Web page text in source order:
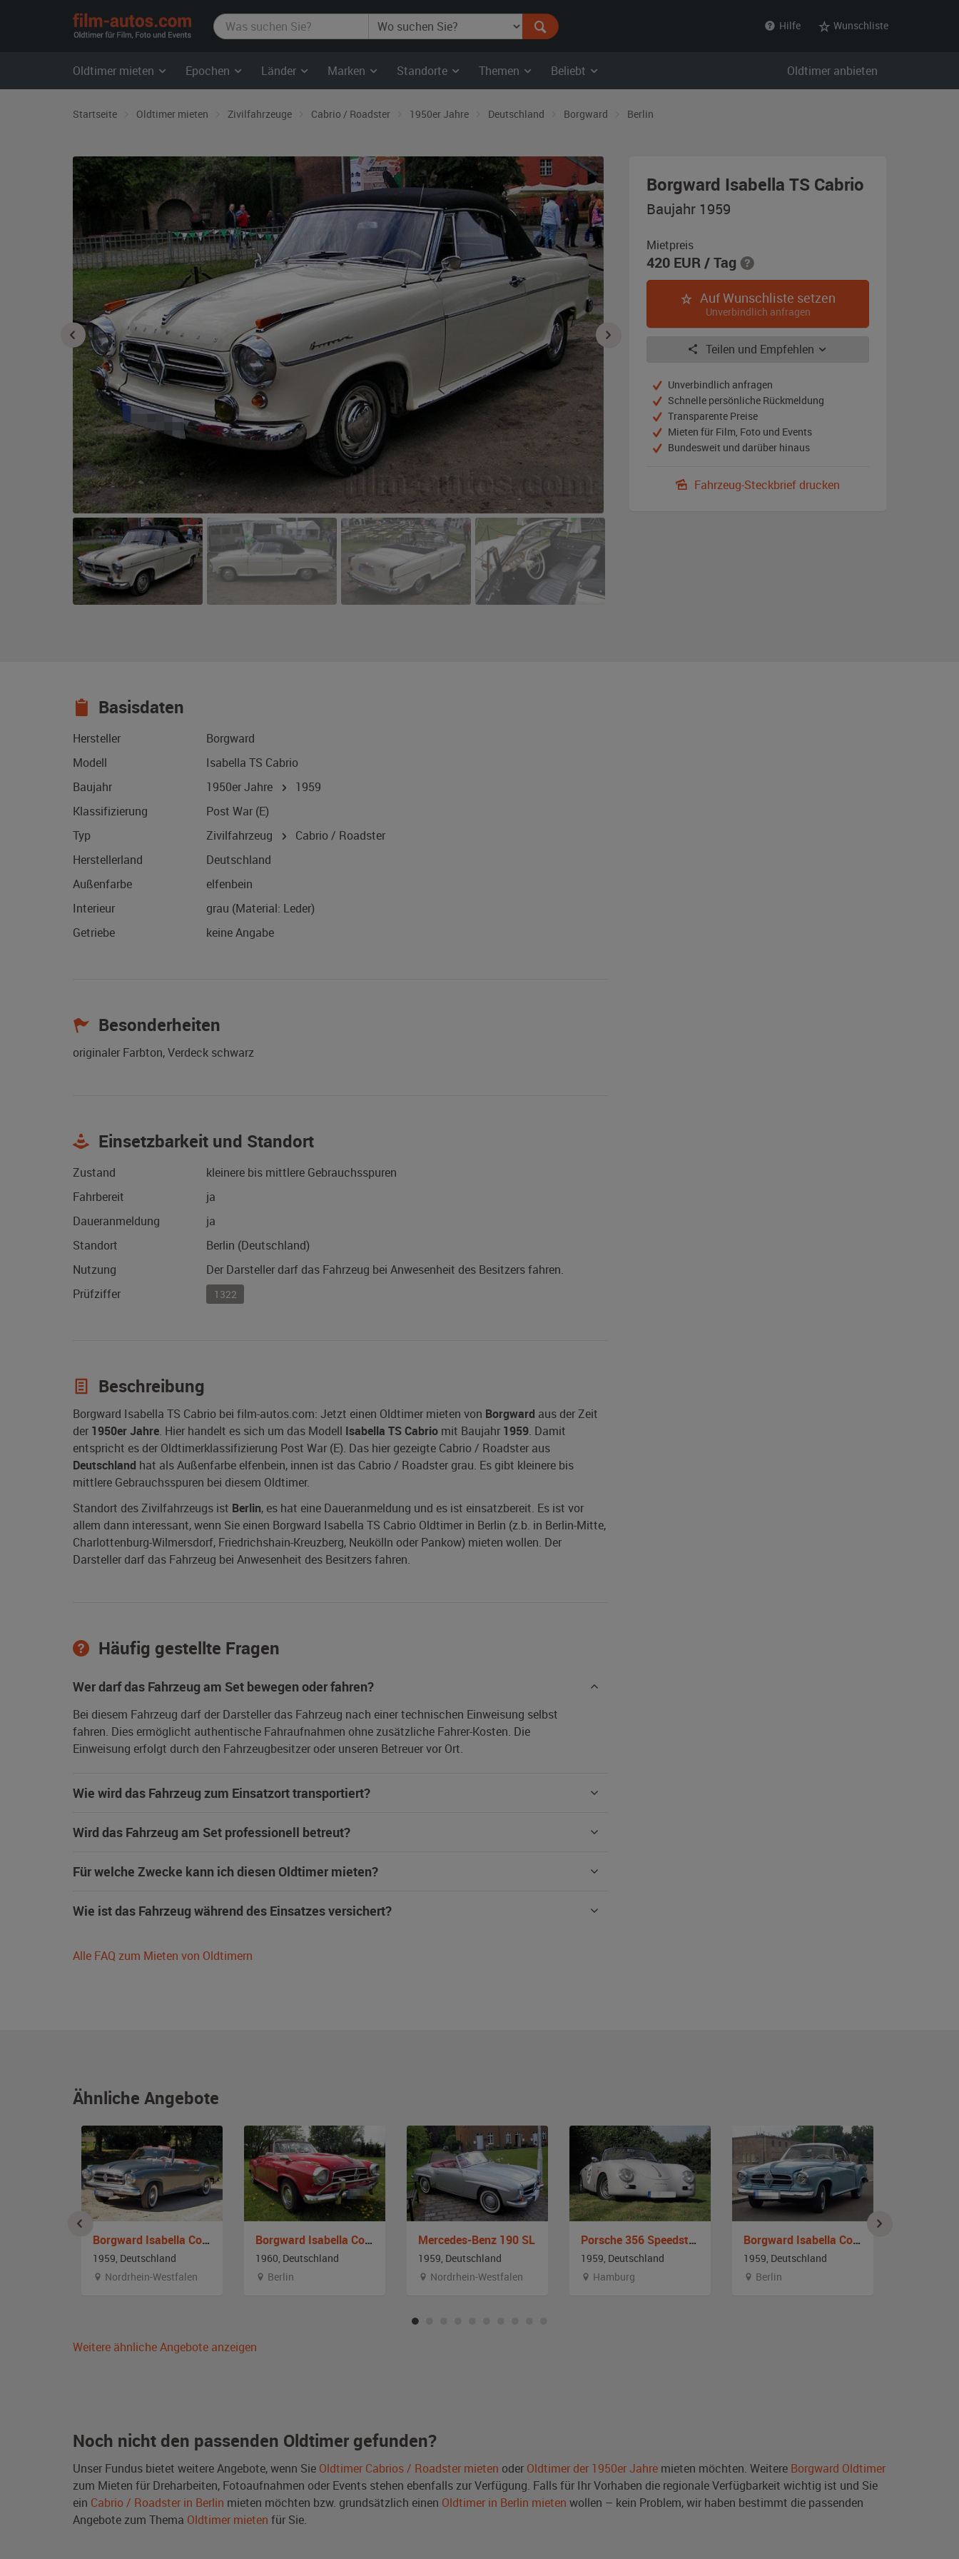
film-
autos.com
Hilfe Wunschliste
Oldtimer mieten Epochen Länder Marken Standorte Themen Beliebt Oldtimer anbieten
Startseite Oldtimer mieten Zivilfahrzeuge Cabrio / Roadster 1950er Jahre Deutschland Borgward Berlin
Borgward Isabella TS Cabrio
Baujahr 1959
Mietpreis
420 EUR/ Tag
Auf Wunschliste setzen
Unverbindlich anfragen
Teilen und Empfehlen
Unverbindlich anfragen
Schnelle persönliche Rückmeldung
Transparente Preise
Mieten für Film, Foto und Events
Bundesweit und darüber hinaus
Fahrzeug-Steckbrief drucken
Basisdaten
Hersteller
Borgward
Modell
Isabella TS Cabrio
Baujahr
1950er Jahre
1959
Klassifizierung
Post War (E)
Typ
Zivilfahrzeug
Cabrio / Roadster
Herstellerland
Deutschland
Außenfarbe
elfenbein
Interieur
grau (Material: Leder)
Getriebe
keine Angabe
Besonderheiten
originaler Farbton, Verdeck schwarz
Einsetzbarkeit und Standort
Zustand
kleinere bis mittlere Gebrauchsspuren
Fahrbereit
ja
Daueranmeldung
ja
Standort
Berlin (Deutschland)
Nutzung
Der Darsteller darf das Fahrzeug bei Anwesenheit des Besitzers fahren.
Prüfziffer
1322
Beschreibung
Borgward Isabella TS Cabrio bei film-autos.com: Jetzt einen Oldtimer mieten von Borgward aus der Zeit
der 1950er Jahre. Hier handelt es sich um das Modell Isabella TS Cabrio mit Baujahr 1959. Damit
entspricht es der Oldtimerklassifizierung Post War (E). Das hier gezeigte Cabrio / Roadster aus
Deutschland hat als Außenfarbe elfenbein, innen ist das Cabrio / Roadster grau. Es gibt kleinere bis
mittlere Gebrauchsspuren bei diesem Oldtimer.
Standort des Zivilfahrzeugs ist Berlin, es hat eine Daueranmeldung und es ist einsatzbereit. Es ist vor
allem dann interessant, wenn Sie einen Borgward Isabella TS Cabrio Oldtimer in Berlin (z.b. in Berlin-Mitte,
Charlottenburg-Wilmersdorf, Friedrichshain-Kreuzberg, Neukölln oder Pankow) mieten wollen. Der
Darsteller darf das Fahrzeug bei Anwesenheit des Besitzers fahren.
Häufig gestellte Fragen
Wer darf das Fahrzeug am Set bewegen oder fahren?
Bei diesem Fahrzeug darf der Darsteller das Fahrzeug nach einer technischen Einweisung selbst
fahren. Dies ermöglicht authentische Fahraufnahmen ohne zusätzliche Fahrer-Kosten. Die
Einweisung erfolgt durch den Fahrzeugbesitzer oder unseren Betreuer vor Ort.
Wie wird das Fahrzeug zum Einsatzort transportiert?
Wird das Fahrzeug am Set professionell betreut?
Für welche Zwecke kann ich diesen Oldtimer mieten?
Wie ist das Fahrzeug während des Einsatzes versichert?
Alle FAQ zum Mieten von Oldtimern
Ähnliche Angebote
Borgward Isabella Coupe/Cabrio
1959, Deutschland
Nordrhein-Westfalen
Borgward Isabella Coupe
1960, Deutschland
Berlin
Mercedes-Benz 190 SL
1959, Deutschland
Nordrhein-Westfalen
Porsche 356 Speedster Replica
1959, Deutschland
Hamburg
Borgward Isabella Coupé TS
1959, Deutschland
Berlin
Weitere ähnliche Angebote anzeigen
Noch nicht den passenden Oldtimer gefunden?
Unser Fundus bietet weitere Angebote, wenn Sie Oldtimer Cabrios / Roadster mieten oder Oldtimer der 1950er Jahre mieten möchten. Weitere Borgward Oldtimer
zum Mieten für Dreharbeiten, Fotoaufnahmen oder Events stehen ebenfalls zur Verfügung. Falls für Ihr Vorhaben die regionale Verfügbarkeit wichtig ist und Sie
ein Cabrio / Roadster in Berlin mieten möchten bzw. grundsätzlich einen Oldtimer in Berlin mieten wollen – kein Problem, wir haben bestimmt die passenden
Angebote zum Thema Oldtimer mieten für Sie.